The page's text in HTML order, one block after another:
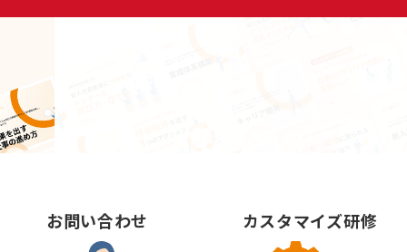
お問い合わせ カスタマイズ研修